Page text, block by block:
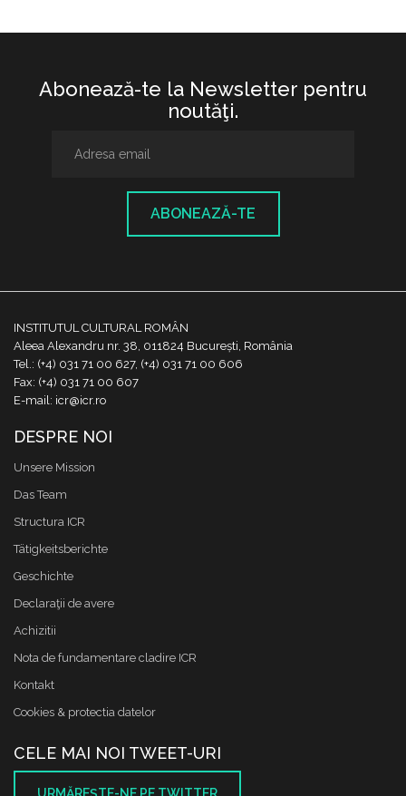
Abonează-te la Newsletter pentru
noutăţi.
ABONEAZĂ-TE
INSTITUTUL CULTURAL ROMÂN
Aleea Alexandru nr. 38, 011824 București, România
Tel.: (+4) 031 71 00 627, (+4) 031 71 00 606
Fax: (+4) 031 71 00 607
E-mail: icr@icr.ro
DESPRE NOI
Unsere Mission
Das Team
Structura ICR
Tätigkeitsberichte
Geschichte
Declaraţii de avere
Achizitii
Nota de fundamentare cladire ICR
Kontakt
Cookies & protectia datelor
CELE MAI NOI TWEET-URI